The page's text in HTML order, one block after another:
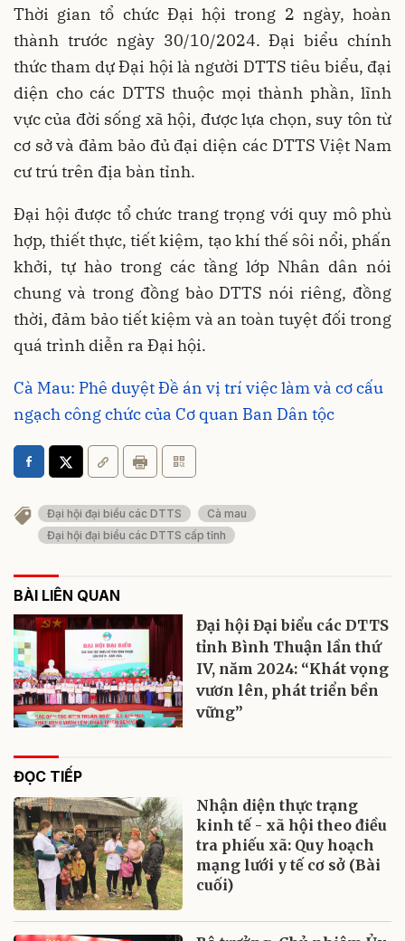
Thời gian tổ chức Đại hội trong 2 ngày, hoàn
thành trước ngày 30/10/2024. Đại biểu chính
thức tham dự Đại hội là người DTTS tiêu biểu, đại
diện cho các DTTS thuộc mọi thành phần, lĩnh
vực của đời sống xã hội, được lựa chọn, suy tôn từ
cơ sở và đảm bảo đủ đại diện các DTTS Việt Nam
cư trú trên địa bàn tỉnh.
Đại hội được tổ chức trang trọng với quy mô phù
hợp, thiết thực, tiết kiệm, tạo khí thế sôi nổi, phấn
khởi, tự hào trong các tầng lớp Nhân dân nói
chung và trong đồng bào DTTS nói riêng, đồng
thời, đảm bảo tiết kiệm và an toàn tuyệt đối trong
quá trình diễn ra Đại hội.
Cà Mau: Phê duyệt Đề án vị trí việc làm và cơ cấu
ngạch công chức của Cơ quan Ban Dân tộc
Đại hội đại biểu các DTTS
Cà mau
Đại hội đại biểu các DTTS cấp tỉnh
BÀI LIÊN QUAN
Đại hội Đại biểu các DTTS
tỉnh Bình Thuận lần thứ
IV, năm 2024: “Khát vọng
vươn lên, phát triển bền
vững”
ĐỌC TIẾP
Nhận diện thực trạng
kinh tế - xã hội theo điều
tra phiếu xã: Quy hoạch
mạng lưới y tế cơ sở (Bài
cuối)